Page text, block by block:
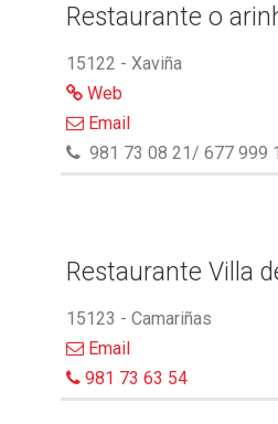
Restaurante o
15122 - Xaviña
Web
Email
981 73 08 21/ 677 999
Restaurante Villa
15123 - Camariñas
Email
981 73 63 54